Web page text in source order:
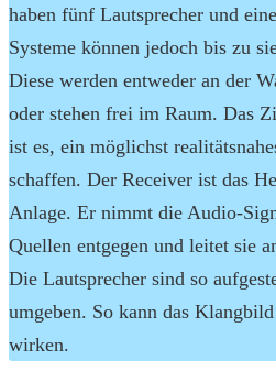
haben fünf Lautsprecher und
Systeme können jedoch bis zu
Diese werden entweder an der
oder stehen frei im Raum. Das
ist es, ein möglichst
schaffen. Der Receiver ist das
Anlage. Er nimmt die Audio-
Quellen entgegen und leitet sie
Die Lautsprecher sind so
umgeben. So kann das
wirken.